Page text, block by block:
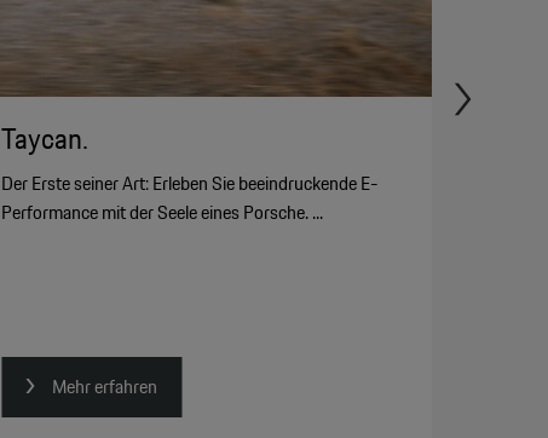
Taycan.
Der Erste seiner Art: Erleben Sie beeindruckende E-
Performance mit der Seele eines Porsche. ...
Mehr erfahren